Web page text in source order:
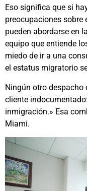
Eso significa que si
preocupaciones
pueden abordarse en
equipo que entiende
miedo de ir a una
el estatus migratorio
Ningún otro despacho
cliente
inmigración.» Esa
Miami.